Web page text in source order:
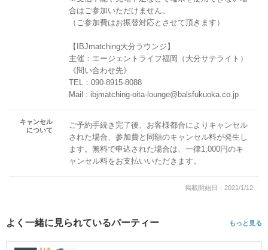
合はご参加いただけません。
（ご参加費はお振替対応とさせて頂きます）
【IBJmatching大分ラウンジ】
主催：エージェントライフ福岡（大分サテライト）
《問い合わせ先》
TEL：090-8915-8088
Mail : ibjmatching-oita-lounge@balsfukuoka.co.jp
キャンセル
について
ご予約手続き完了後、お客様都合によりキャンセル
された場合、参加費と同額のキャンセル料が発生し
ます。無料で申込された場合は、一律1,000円のキ
ャンセル料をお支払いいただきます。
掲載開始日：2021/1/12
よく一緒に見られているパーティー もっと見る